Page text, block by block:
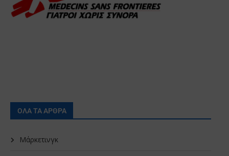
ΟΛΑ ΤΑ ΑΡΘΡΑ
Μάρκετινγκ